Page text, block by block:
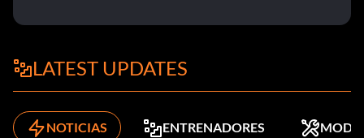
LATEST UPDATES
NOTICIAS ENTRENADORES MODS